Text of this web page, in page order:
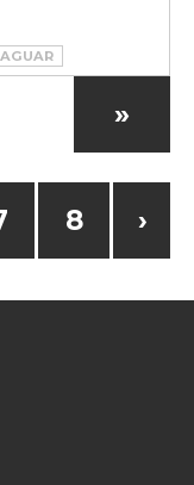
8 ›
»